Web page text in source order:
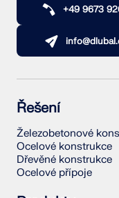
+49 9673
Řešení
Železobetonové
Ocelové konstrukce
Dřevěné konstrukce
Ocelové přípoje